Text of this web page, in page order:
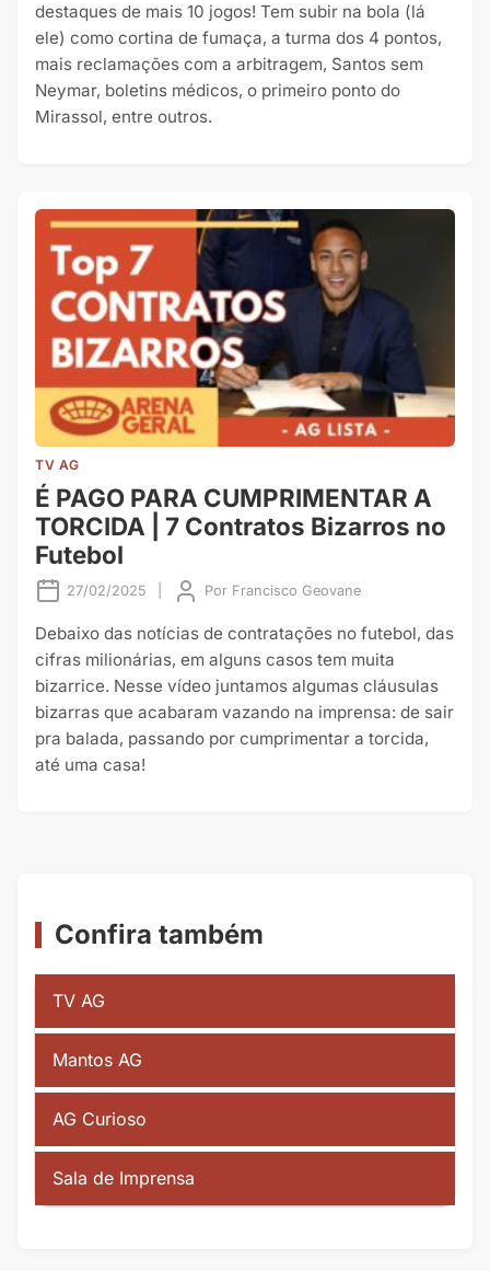
destaques de mais 10 jogos! Tem subir na bola (lá
ele) como cortina de fumaça, a turma dos 4 pontos,
mais reclamações com a arbitragem, Santos sem
Neymar, boletins médicos, o primeiro ponto do
Mirassol, entre outros.
TV AG
É PAGO PARA CUMPRIMENTAR A
TORCIDA | 7 Contratos Bizarros no
Futebol
27/02/2025 Por Francisco Geovane
Debaixo das notícias de contratações no futebol, das
cifras milionárias, em alguns casos tem muita
bizarrice. Nesse vídeo juntamos algumas cláusulas
bizarras que acabaram vazando na imprensa: de sair
pra balada, passando por cumprimentar a torcida,
até uma casa!
Confira também
TV AG
Mantos AG
AG Curioso
Sala de Imprensa